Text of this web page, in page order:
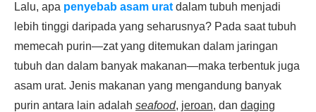
Lalu, apa penyebab asam urat dalam tubuh menjadi
lebih tinggi daripada yang seharusnya? Pada saat tubuh
memecah purin—zat yang ditemukan dalam jaringan
tubuh dan dalam banyak makanan—maka terbentuk juga
asam urat. Jenis makanan yang mengandung banyak
purin antara lain adalah seafood, jeroan, dan daging